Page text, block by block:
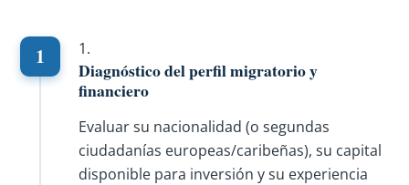
Diagnóstico del perfil migratorio y
financiero
Evaluar su nacionalidad (o segundas
ciudadanías europeas/caribeñas), su capital
disponible para inversión y su experiencia